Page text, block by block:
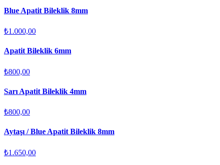
Blue Apatit Bileklik 8mm
₺1.000,00
Apatit Bileklik 6mm
₺800,00
Sarı Apatit Bileklik 4mm
₺800,00
Aytaşı / Blue Apatit Bileklik 8mm
₺1.650,00